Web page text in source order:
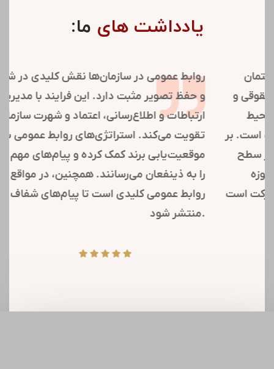
یادداشت های ما:
شرکت تدبیر سازه تامین یکی از برندهای ساختمان
سازی شستا،با توجه به پتانسیل مهندسی، حقوقی و
مالی در بدنه شرکت، شعار کیفیت، ایمنی و محیط
زیست را اساس استراتژی های خود قرار داده است. بر
همین مبنا ساخت ابنیه فاخر و قابل عرضه در سطح
جامعه، مولد سازی و نگهداشت سرمایه در حوزه
و
را